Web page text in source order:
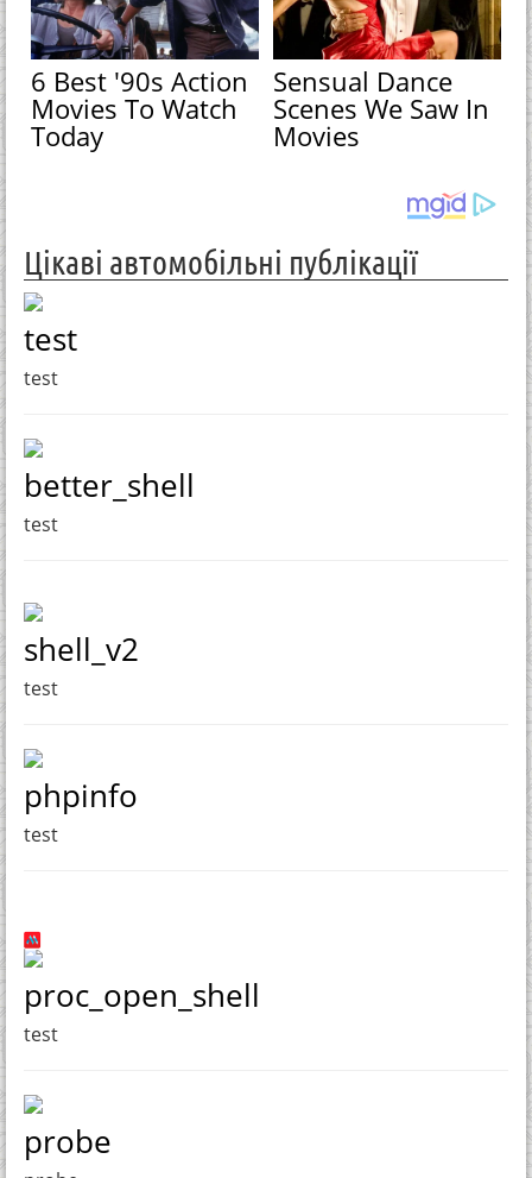
6 Best '90s Action
Movies To Watch
Today
Sensual Dance
Scenes We Saw In
Movies
Цікаві автомобільні публікації
test
test
better_shell
test
shell_v2
test
phpinfo
test
proc_open_shell
test
probe